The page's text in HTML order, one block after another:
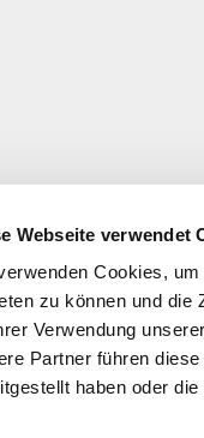
Webseite verwendet
Cookies,
zu können und die
Verwendung
Partner führen
haben oder